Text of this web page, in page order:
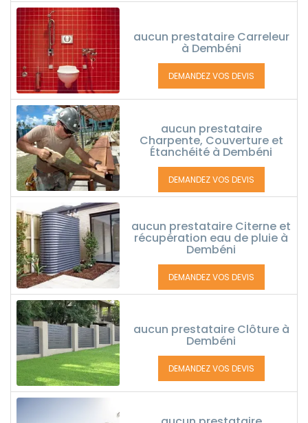
aucun prestataire Carreleur
à Dembéni
DEMANDEZ VOS DEVIS
aucun prestataire
Charpente, Couverture et
Étanchéité à Dembéni
DEMANDEZ VOS DEVIS
aucun prestataire Citerne et
récupération eau de pluie à
Dembéni
DEMANDEZ VOS DEVIS
aucun prestataire Clôture à
Dembéni
DEMANDEZ VOS DEVIS